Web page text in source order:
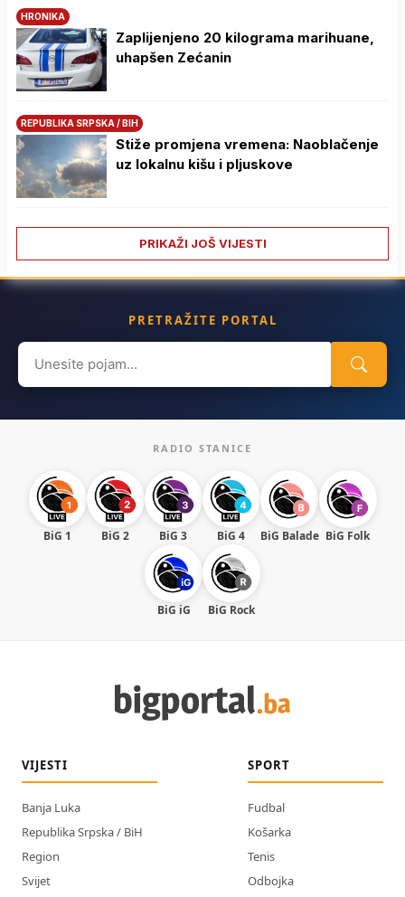
HRONIKA
Zaplijenjeno 20 kilograma marihuane,
uhapšen Zećanin
REPUBLIKA SRPSKA / BIH
Stiže promjena vremena: Naoblačenje
uz lokalnu kišu i pljuskove
PRIKAŽI JOŠ VIJESTI
PRETRAŽITE PORTAL
Search
for:
RADIO STANICE
BiG 1 BiG 2 BiG 3 BiG 4 BiG Balade BiG Folk
BiG iG BiG Rock
VIJESTI
Banja Luka
Republika Srpska / BiH
Region
Svijet
SPORT
Fudbal
Košarka
Tenis
Odbojka